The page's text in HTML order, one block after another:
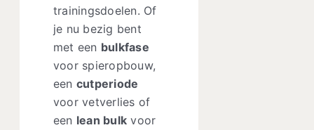
trainingsdoelen. Of
je nu bezig bent
met een bulkfase
voor spieropbouw,
een cutperiode
voor vetverlies of
een lean bulk voor